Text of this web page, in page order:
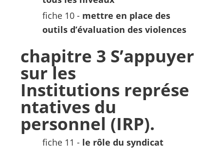
fiche 10 - mettre en place des
outils d’évaluation des violences
chapitre 3 S’appuyer
sur les
Institutions représe
ntatives du
personnel (IRP).
fiche 11 - le rôle du syndicat